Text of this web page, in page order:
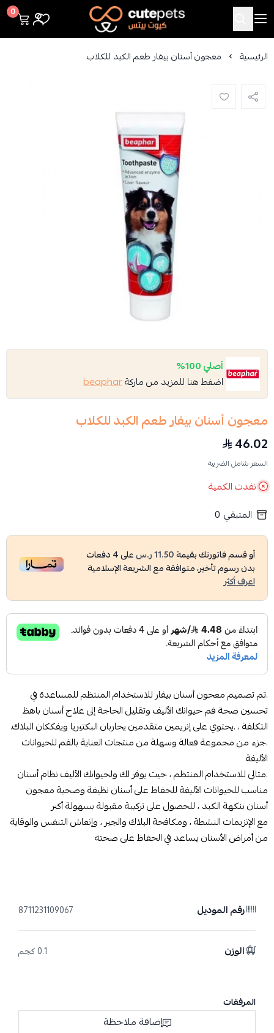
Cutepets
0
الرئيسية معجون أسنان بيفار طعم الكبد للكلاب
أصلي 100%
اضغط هنا للمزيد من ماركةbeaphar
معجون أسنان بيفار طعم الكبد للكلاب
46.02
السعر شامل الضريبة
نفدت الكمية
المتبقي 0
أو قسم فاتورتك بقيمة11.50 ر.س على4دفعات
بدون رسوم تأخير، متوافقة مع الشريعة الإسلامية
اعرف أكثر
.تم تصميم معجون أسنان بيفار للاستخدام المنتظم للمساعدة في
تحسين صحة فم حيوانك الأليف وتقليل الحاجة إلى علاج أسنان باهظ
التكلفة ، .يحتوي على إنزيمين متقدمين يحاربان البكتيريا ويفككان البلاك.
.جزء من مجموعة فعالة وسهلة من منتجات العناية بالفم للحيوانات
الأليفة
.مثالي للاستخدام المنتظم ، حيث يوفر لك ولحيوانك الأليف نظام أسنان
مناسب للحيوانات الأليفة للحفاظ على أسنان نظيفة وصحية معجون
أسنان بنكهة الكبد ، للحصول على تركيبة مقبولة بسهولة أكبر
مع الإنزيمات النشطة ، ومكافحة البلاك والجير ، وإنعاش التنفس والوقاية
من أمراض الأسنان يساعد في الحفاظ على صحته
رقم الموديل 8711231109067
الوزن 0.1 كجم
المرفقات
إضافة ملاحظة